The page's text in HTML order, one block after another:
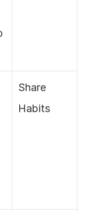
Share
Habits